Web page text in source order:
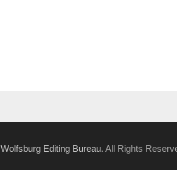
Wolfsburg Editing Bureau. All Rights